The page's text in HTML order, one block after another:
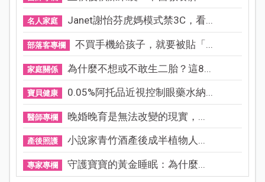
名人家庭 Janet謝怡芬虎媽模式禁3C，看...
部落客專欄 不買手機給孩子，就要被貼「...
家庭關係 為什麼不想或不敢生二胎？這8...
寶貝健康 0.05%阿托品近視控制眼藥水納...
醫師專欄 晚婚晚育是無法改變的現實，...
產後照護 小說家青竹酒產後成半植物人...
專家專欄 守護寶寶的黃金睡眠：為什麼...